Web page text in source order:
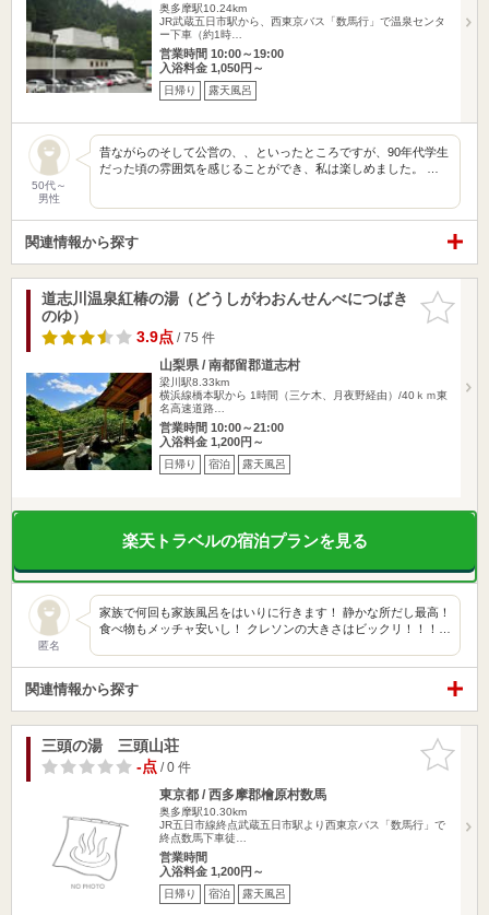
奥多摩駅10.24km
JR武蔵五日市駅から、西東京バス「数馬行」で温泉センタ
ー下車（約1時…
営業時間 10:00～19:00
入浴料金 1,050円～
日帰り 露天風呂
50代～
男性
昔ながらのそして公営の、、といったところですが、90年代学生
だった頃の雰囲気を感じることができ、私は楽しめました。 …
関連情報から探す
お気に入
りに追加
道志川温泉紅椿の湯（どうしがわおんせんべにつばき
のゆ）
3.9点/ 75 件
山梨県 / 南都留郡道志村
梁川駅8.33km
横浜線橋本駅から 1時間（三ケ木、月夜野経由）/40ｋｍ東
名高速道路…
営業時間 10:00～21:00
入浴料金 1,200円～
日帰り 宿泊 露天風呂
楽天トラベルの宿泊プランを見る
匿名
家族で何回も家族風呂をはいりに行きます！ 静かな所だし最高！
食べ物もメッチャ安いし！ クレソンの大きさはビックリ！！！…
関連情報から探す
お気に入
りに追加
三頭の湯 三頭山荘
-点/ 0 件
東京都 / 西多摩郡檜原村数馬
奥多摩駅10.30km
JR五日市線終点武蔵五日市駅より西東京バス「数馬行」で
終点数馬下車徒…
営業時間
入浴料金 1,200円～
日帰り 宿泊 露天風呂